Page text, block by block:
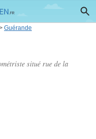
Guérande
situé rue de la